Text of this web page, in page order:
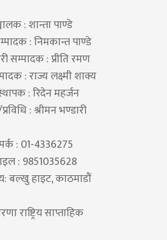
: शान्ता पाण्डे
: निमकान्त पाण्डे
सम्पादक : प्रीति रमण
: राज्य लक्ष्मी शाक्य
: रिदेन महर्जन
: श्रीमन भण्डारी
: 01-4336275
: 9851035628
बल्खु हाइट, काठमाडौं
राष्ट्रिय साप्ताहिक